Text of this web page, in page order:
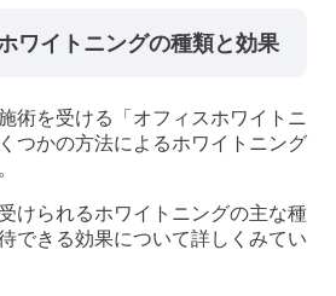
ワイトニングの種類と効果
術を受ける「オフィスホワイトニ
つかの方法によるホワイトニング
けられるホワイトニングの主な種
できる効果について詳しくみてい